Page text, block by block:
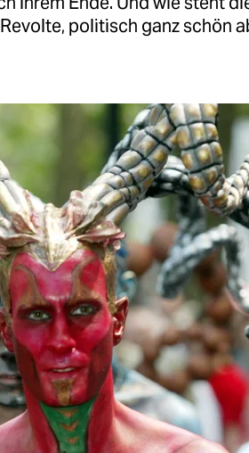
politisch ganz schön